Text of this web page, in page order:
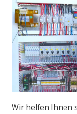
Wir helfen Ihnen